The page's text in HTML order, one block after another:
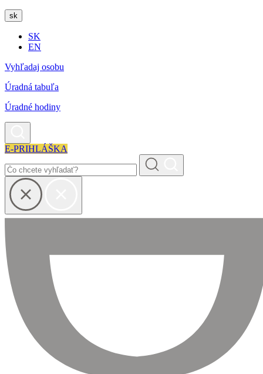
sk
SK
EN
Vyhľadaj osobu
Úradná tabuľa
Úradné hodiny
E-PRIHLÁŠKA